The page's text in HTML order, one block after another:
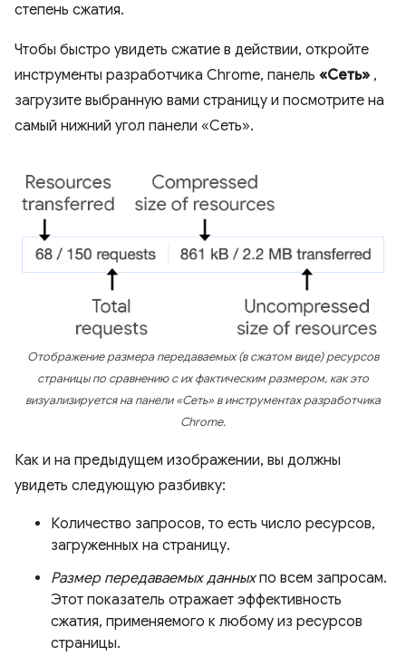
степень сжатия.
Чтобы быстро увидеть сжатие в действии, откройте
инструменты разработчика Chrome, панель «Сеть» ,
загрузите выбранную вами страницу и посмотрите на
самый нижний угол панели «Сеть».
Отображение размерапередаваемых(в сжатом виде) ресурсов
страницы по сравнению с их фактическим размером, как это
визуализируется на панели «Сеть» в инструментах разработчика
Chrome.
Как и на предыдущем изображении, вы должны
увидеть следующую разбивку:
Количество запросов, то есть число ресурсов,
загруженных на страницу.
Размер передаваемых данныхпо всем запросам.
Этот показатель отражает эффективность
сжатия, применяемого к любому из ресурсов
страницы.